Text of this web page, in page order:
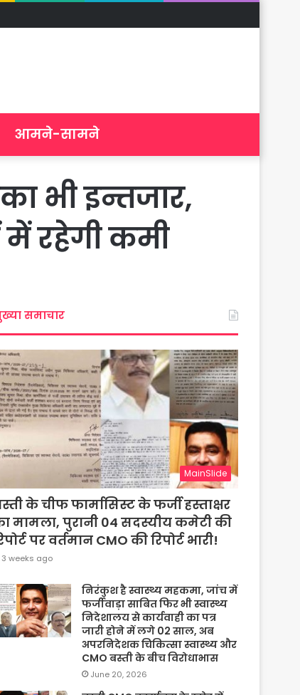
आमने-सामने
भी इन्तजार,
में रहेगी कमी
समाचार
MainSlide
के चीफ फार्मासिस्ट के फर्जी हस्ताक्षर
मामला, पुरानी 04 सदस्यीय कमेटी की
पर वर्तमान CMO की रिपोर्ट भारी!
3 weeks ago
निरंकुश है स्वास्थ्य महकमा, जांच में
फर्जीवाड़ा साबित फिर भी स्वास्थ्य
निदेशालय से कार्यवाही का पत्र
जारी होने में लगे 02 साल, अब
अपरनिदेशक चिकित्सा स्वास्थ्य और
CMO बस्ती के बीच विरोधाभास
June 20, 2026